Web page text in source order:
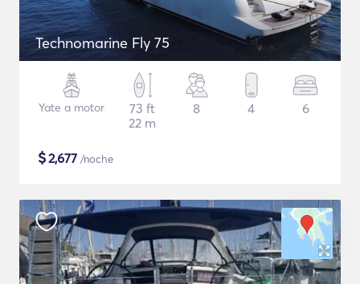
Technomarine Fly 75
Yate a motor
73 ft
22 m
8 4 6
$2,677 /noche